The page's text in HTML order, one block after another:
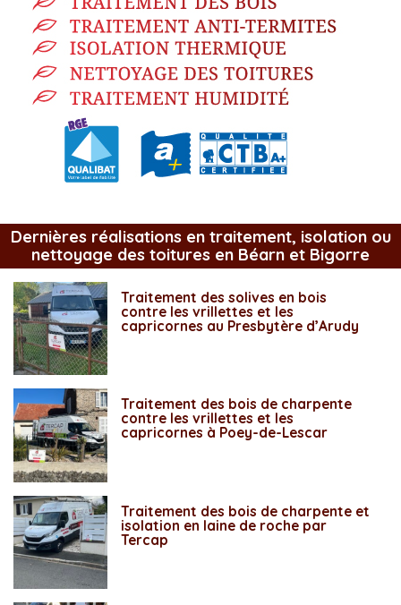
Dernières réalisations en traitement, isolation ou
nettoyage des toitures en Béarn et Bigorre
Traitement des solives en bois
contre les vrillettes et les
capricornes au Presbytère d’Arudy
Traitement des bois de charpente
contre les vrillettes et les
capricornes à Poey-de-Lescar
Traitement des bois de charpente et
isolation en laine de roche par
Tercap